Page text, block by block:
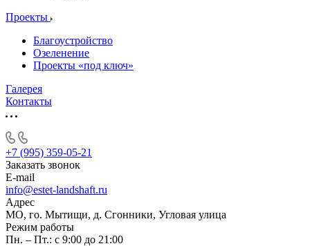
Проекты
Благоустройство
Озеленение
Проекты «под ключ»
Галерея
Контакты
+7 (995) 359-05-21
Заказать звонок
E-mail
info@estet-landshaft.ru
Адрес
МО, го. Мытищи, д. Сгонники, Угловая улица
Режим работы
Пн. – Пт.: с 9:00 до 21:00